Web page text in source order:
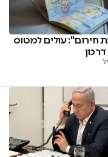
חירום": עולים למטוס